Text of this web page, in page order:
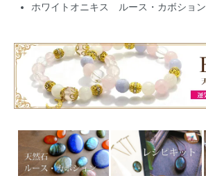
ホワイトオニキス ルース・カボション